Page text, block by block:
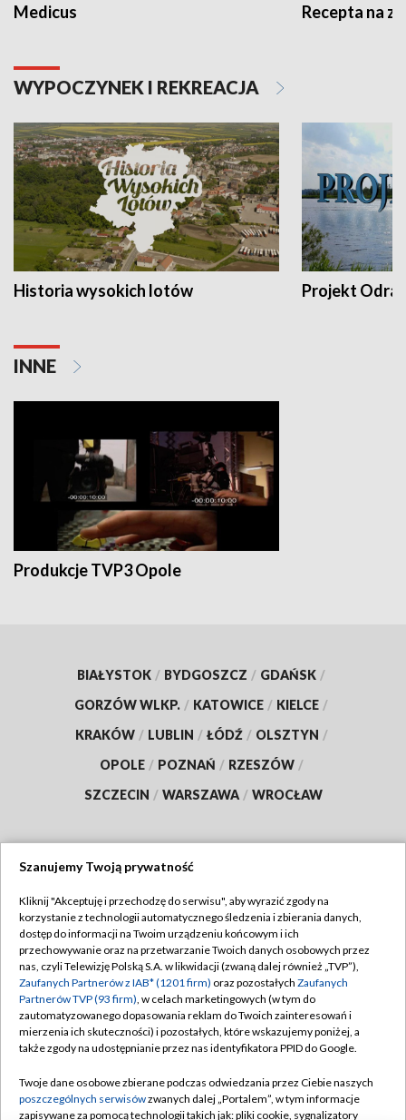
Medicus Recepta na
WYPOCZYNEK I REKREACJA
Historia wysokich lotów Projekt Odra
INNE
Produkcje TVP3 Opole
BIAŁYSTOK / BYDGOSZCZ / GDAŃSK /
GORZÓW WLKP. / KATOWICE / KIELCE /
KRAKÓW / LUBLIN / ŁÓDŹ / OLSZTYN /
OPOLE / POZNAŃ / RZESZÓW /
SZCZECIN / WARSZAWA / WROCŁAW
TVP
Abonament TVP
Emisja w TVP
Centrum informacji TVP
Naziemna Telewizja Cyfrowa
Rada Programowa
Regulamin TVP
Polityka prywatności
Moje zgody
Pomoc
Kontakt
Szanujemy Twoją prywatność
Kliknij "Akceptuję i przechodzę do serwisu", aby wyrazić zgody na
korzystanie z technologii automatycznego śledzenia i zbierania danych,
dostęp do informacji na Twoim urządzeniu końcowym i ich
przechowywanie oraz na przetwarzanie Twoich danych osobowych przez
nas, czyli Telewizję Polską S.A. w likwidacji (zwaną dalej również „TVP”),
Zaufanych Partnerów z IAB* (1201 firm) oraz pozostałych Zaufanych
Partnerów TVP (93 firm), w celach marketingowych (w tym do
zautomatyzowanego dopasowania reklam do Twoich zainteresowań i
mierzenia ich skuteczności) i pozostałych, które wskazujemy poniżej, a
także zgody na udostępnianie przez nas identyfikatora PPID do Google.
Twoje dane osobowe zbierane podczas odwiedzania przez Ciebie naszych
poszczególnych serwisówzwanych dalej „Portalem”, w tym informacje
zapisywane za pomocą technologii takich jak: pliki cookie, sygnalizatory